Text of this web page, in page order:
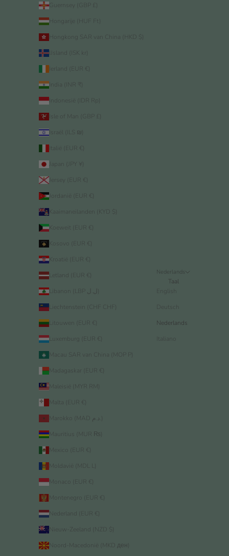
Guernsey (GBP £)
Hongarije (HUF Ft)
Hongkong SAR van China (HKD $)
IJsland (ISK kr)
Ierland (EUR €)
India (INR ₹)
Indonesië (IDR Rp)
Isle of Man (GBP £)
Israël (ILS ₪)
Italië (EUR €)
Japan (JPY ¥)
Jersey (EUR €)
Jordanië (EUR €)
Kaaimaneilanden (KYD $)
Koeweit (EUR €)
Kroatië (EUR €)
Letland (EUR €)
Liechtenstein (CHF CHF)
Litouwen (EUR €)
Luxemburg (EUR €)
Macau SAR van China (MOP P)
Madagaskar (EUR €)
Maleisië (MYR RM)
Malta (EUR €)
Mauritius (MUR ₨)
Mexico (EUR €)
Moldavië (MDL L)
Monaco (EUR €)
Montenegro (EUR €)
Nederland (EUR €)
Nieuw-Zeeland (NZD $)
Noord-Macedonië (MKD ден)
Nederlands
Taal
English
Deutsch
Nederlands
Italiano